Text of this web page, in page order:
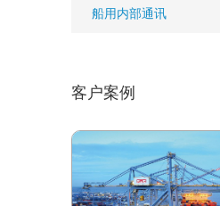
船用内部通讯
客户案例